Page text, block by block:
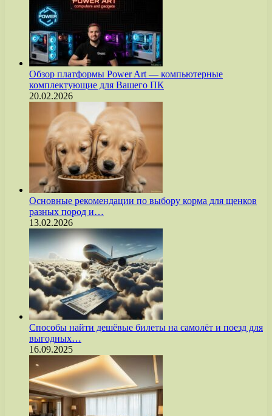
Обзор платформы Power Art — компьютерные
комплектующие для Вашего ПК
20.02.2026
Основные рекомендации по выбору корма для щенков
разных пород и…
13.02.2026
Способы найти дешёвые билеты на самолёт и поезд для
выгодных…
16.09.2025